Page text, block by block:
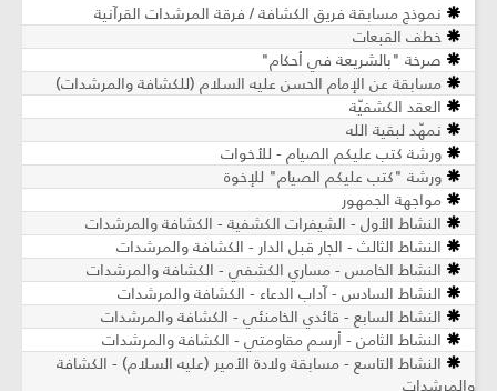
نموذج مسابقة فريق الكشافة / فرقة المرشدات القرآنية
خطف القبعات
صرخة "بالشريعة في أحكام"
مسابقة عن الإمام الحسن عليه السلام (للكشافة والمرشدات)
العقد الكشفيّة
نمهّد لبقية الله
ورشة كتب عليكم الصيام - للأخوات
ورشة "كتب عليكم الصيام" للإخوة
مواجهة الجمهور
النشاط الأول - الشيفرات الكشفية - الكشافة والمرشدات
النشاط الثالث - الجار قبل الدار - الكشافة والمرشدات
النشاط الخامس - مساري الكشفي - الكشافة والمرشدات
النشاط السادس - آداب الدعاء - الكشافة والمرشدات
النشاط السابع - قائدي الخامنئي - الكشافة والمرشدات
النشاط الثامن - أرسم مقاومتي - الكشافة والمرشدات
النشاط التاسع - مسابقة ولادة الأمير (عليه السلام) - الكشافة
والمرشدات